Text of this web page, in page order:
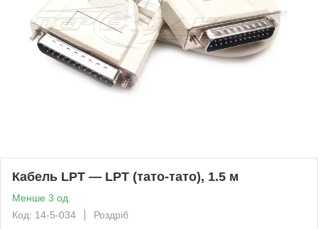
Кабель LPT — LPT (тато-тато), 1.5 м
Менше 3 од.
Код: 14-5-034
Роздріб